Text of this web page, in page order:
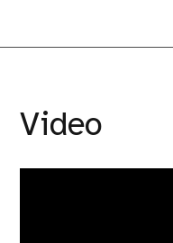
Video